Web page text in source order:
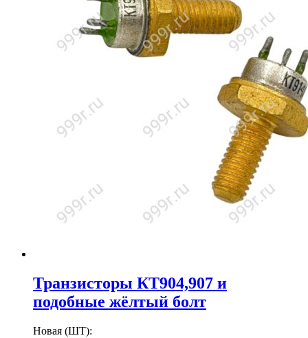
Транзисторы КТ904,907 и
подобные жёлтый болт
Новая (ШТ):